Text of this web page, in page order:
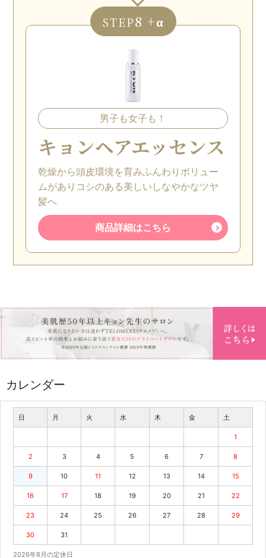
STEP8 +α
男子も女子も！
キョンヘアエッセンス
乾燥から頭皮環境を育みふんわりボリュー
ムがありコシのある美しいしなやかなツヤ
髪へ
商品詳細はこちら
カレンダー
2026年8月の定休日
日 月 火 水 木 金 土
1
2 3 4 5 6 7 8
9 10 11 12 13 14 15
16 17 18 19 20 21 22
23 24 25 26 27 28 29
30 31